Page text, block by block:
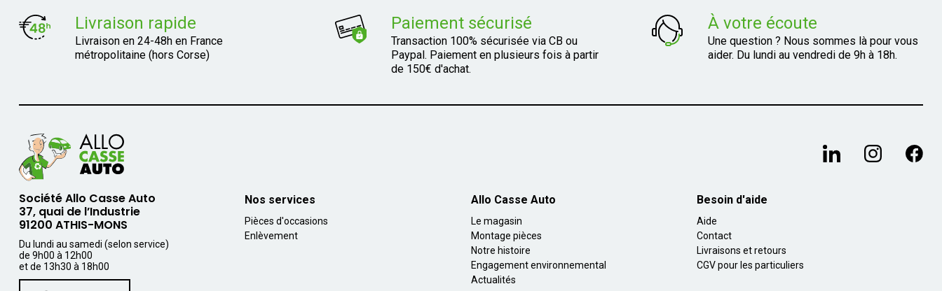
Livraison rapide
Livraison en 24-48h en France
métropolitaine (hors Corse)
Paiement sécurisé
Transaction 100% sécurisée via CB ou
Paypal. Paiement en plusieurs fois à partir
de 150€ d'achat.
À votre écoute
Une question ? Nous sommes là pour vous
aider. Du lundi au vendredi de 9h à 18h.
Société Allo Casse Auto
37, quai de l’Industrie
91200 ATHIS-MONS
Du lundi au samedi (selon service)
de 9h00 à 12h00
et de 13h30 à 18h00
Nos services
Pièces d'occasions
Enlèvement
Allo Casse Auto
Le magasin
Montage pièces
Notre histoire
Engagement environnemental
Actualités
Besoin d'aide
Aide
Contact
Livraisons et retours
CGV pour les particuliers